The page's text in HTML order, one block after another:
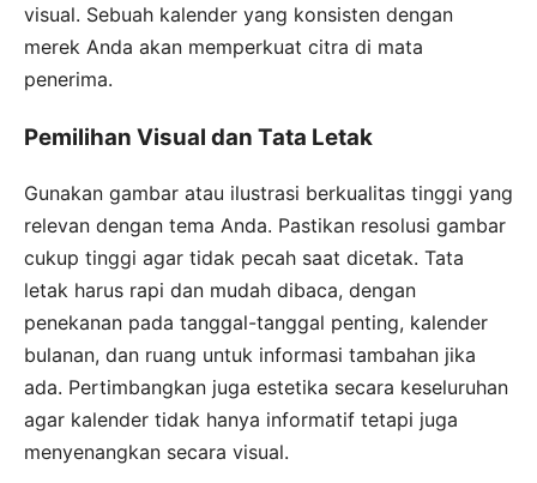
visual. Sebuah kalender yang konsisten dengan
merek Anda akan memperkuat citra di mata
penerima.
Pemilihan Visual dan Tata Letak
Gunakan gambar atau ilustrasi berkualitas tinggi yang
relevan dengan tema Anda. Pastikan resolusi gambar
cukup tinggi agar tidak pecah saat dicetak. Tata
letak harus rapi dan mudah dibaca, dengan
penekanan pada tanggal-tanggal penting, kalender
bulanan, dan ruang untuk informasi tambahan jika
ada. Pertimbangkan juga estetika secara keseluruhan
agar kalender tidak hanya informatif tetapi juga
menyenangkan secara visual.